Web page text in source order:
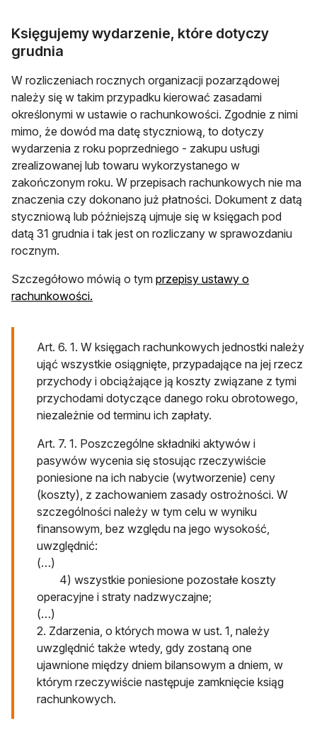
Księgujemy wydarzenie, które dotyczy
grudnia
W rozliczeniach rocznych organizacji pozarządowej
należy się w takim przypadku kierować zasadami
określonymi w ustawie o rachunkowości. Zgodnie z nimi
mimo, że dowód ma datę styczniową, to dotyczy
wydarzenia z roku poprzedniego - zakupu usługi
zrealizowanej lub towaru wykorzystanego w
zakończonym roku. W przepisach rachunkowych nie ma
znaczenia czy dokonano już płatności. Dokument z datą
styczniową lub późniejszą ujmuje się w księgach pod
datą 31 grudnia i tak jest on rozliczany w sprawozdaniu
rocznym.
Szczegółowo mówią o tym przepisy ustawy o
rachunkowości.
Art. 6. 1. W księgach rachunkowych jednostki należy
ująć wszystkie osiągnięte, przypadające na jej rzecz
przychody i obciążające ją koszty związane z tymi
przychodami dotyczące danego roku obrotowego,
niezależnie od terminu ich zapłaty.
Art. 7. 1. Poszczególne składniki aktywów i
pasywów wycenia się stosując rzeczywiście
poniesione na ich nabycie (wytworzenie) ceny
(koszty), z zachowaniem zasady ostrożności. W
szczególności należy w tym celu w wyniku
finansowym, bez względu na jego wysokość,
uwzględnić:
(…)
4) wszystkie poniesione pozostałe koszty
operacyjne i straty nadzwyczajne;
(…)
2. Zdarzenia, o których mowa w ust. 1, należy
uwzględnić także wtedy, gdy zostaną one
ujawnione między dniem bilansowym a dniem, w
którym rzeczywiście następuje zamknięcie ksiąg
rachunkowych.